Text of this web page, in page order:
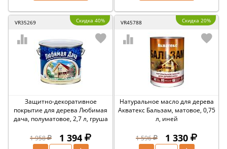
VR35269 Скидка 40%
Защитно-декоративное
покрытие для дерева Любимая
дача, полуматовое, 2,7 л, груша
1 958 1 394
VR45788 Скидка 20%
Натуральное масло для дерева
Акватекс Бальзам, матовое, 0,75
л, иней
1 596 1 330